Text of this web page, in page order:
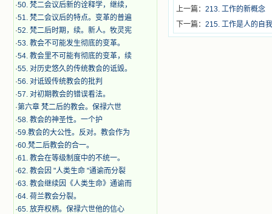
·50. 梵二会议后新的诠释学，继续，
·51. 梵二会议后的特点。变革的普遍
·52. 梵二后时期，续。新人。牧灵宪
·53. 教会不可能发生彻底的变革。
·54. 教会里不可能有彻底的变革，续
·55. 对历史悠久的传统教会的诋毁。
·56. 对诋毁传统教会的批判
·57. 对初期教会的错误看法。
·第六章 梵二后的教会。保禄六世
·​58. 教会的神圣性。一个护
·59.教会的大公性。反对。教会作为
·60.梵二后教会的合一。
·61. 教会在等级制度中的不统一。
·62. 教会因 "人类生命 "通谕而分裂
·63. 教会继续因《人类生命》通谕而
·64. 荷兰教会分裂。
·65. 放弃权柄。保禄六世他的信心
上一篇： 213. 工作的新概念
下一篇： 215. 工作是人的自